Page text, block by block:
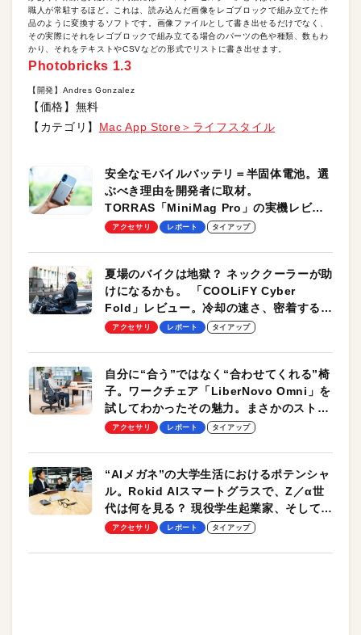
職人が常駐するほど。これは、読み込んだ画像をレゴブロックで組み立てた作
品のように変換するソフトです。画像ファイルとして書き出せるだけでなく、
その実際にそれをレゴブロックで組み立てる場合のパーツの色や種類、数もわ
かり、それをテキストやCSVなどの形式でリストに書き出せます。
Photobricks 1.3
【開発】Andres Gonzalez
【価格】無料
【カテゴリ】 Mac App Store＞ライフスタイル
安全なモバイルバッテリ＝半固体電池。選
ぶべき理由を開発者に取材。
TORRAS「MiniMag Pro」の実機レビュ
ーも
アクセサリ レポート タイアップ
夏場のバイクは地獄？ ネッククーラーが助
けになるかも。 「COOLiFY Cyber
Fold」レビュー。冷却の速さ、密着する冷
却プレート、シンプルな操作性がグッド！
アクセサリ レポート タイアップ
自分に“合う”ではなく“合わせてくれる”椅
子。ワークチェア「LiberNovo Omni」を
試してわかったその魅力。まさかのストレ
ッチ機能も搭載
アクセサリ レポート タイアップ
“AIメガネ”の大学生活におけるポテンシャ
ル。Rokid AIスマートグラスで、Z／α世
代は何を見る？ 現役学生起業家、そして教
授による体験会レポート【PR】
アクセサリ レポート タイアップ